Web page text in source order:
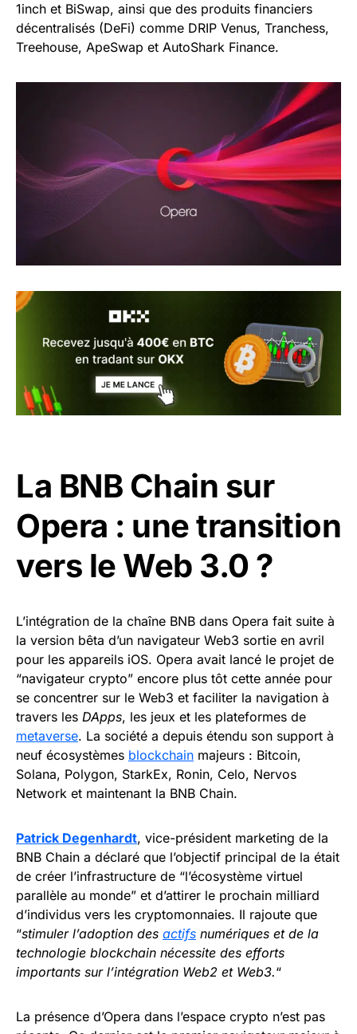
1inch et BiSwap, ainsi que des produits financiers
décentralisés (DeFi) comme DRIP Venus, Tranchess,
Treehouse, ApeSwap et AutoShark Finance.
La BNB Chain sur
Opera : une transition
vers le Web 3.0 ?
L’intégration de la chaîne BNB dans Opera fait suite à
la version bêta d’un navigateur Web3 sortie en avril
pour les appareils iOS. Opera avait lancé le projet de
“navigateur crypto” encore plus tôt cette année pour
se concentrer sur le Web3 et faciliter la navigation à
travers les DApps, les jeux et les plateformes de
metaverse. La société a depuis étendu son support à
neuf écosystèmes blockchain majeurs : Bitcoin,
Solana, Polygon, StarkEx, Ronin, Celo, Nervos
Network et maintenant la BNB Chain.
Patrick Degenhardt, vice-président marketing de la
BNB Chain a déclaré que l’objectif principal de la était
de créer l’infrastructure de “l’écosystème virtuel
parallèle au monde” et d’attirer le prochain milliard
d’individus vers les cryptomonnaies. Il rajoute que
“stimuler l’adoption des actifs numériques et de la
technologie blockchain nécessite des efforts
importants sur l’intégration Web2 et Web3.“
La présence d’Opera dans l’espace crypto n’est pas